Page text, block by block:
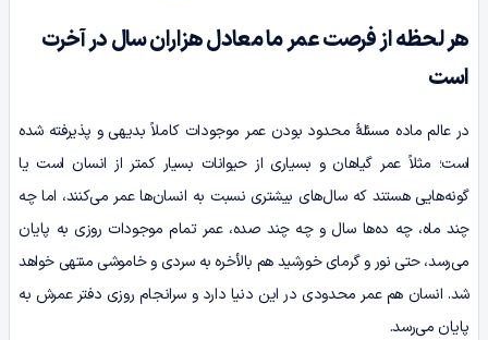
هر لحظه از فرصت عمر ما معادل هزاران سال در آخرت
است
در عالم ماده مسئلۀ محدود بودن عمر موجودات کاملاً بدیهی‌ و پذیرفته شده
است؛ مثلاً عمر گیاهان و بسیاری از حیوانات بسیار کمتر از انسان است یا
گونه‌هایی هستند که سال‌های بیشتری نسبت به انسان‌ها عمر می‌کنند، اما چه
چند ماه، چه ده‌ها سال و چه چند صده، عمر تمام موجودات روزی به پایان
می‌رسد، حتی نور و گرمای خورشید هم بالأخره به سردی و خاموشی منتهی خواهد
شد. انسان هم عمر محدودی در این دنیا دارد و سرانجام روزی دفتر عمرش به
پایان می‌رسد.